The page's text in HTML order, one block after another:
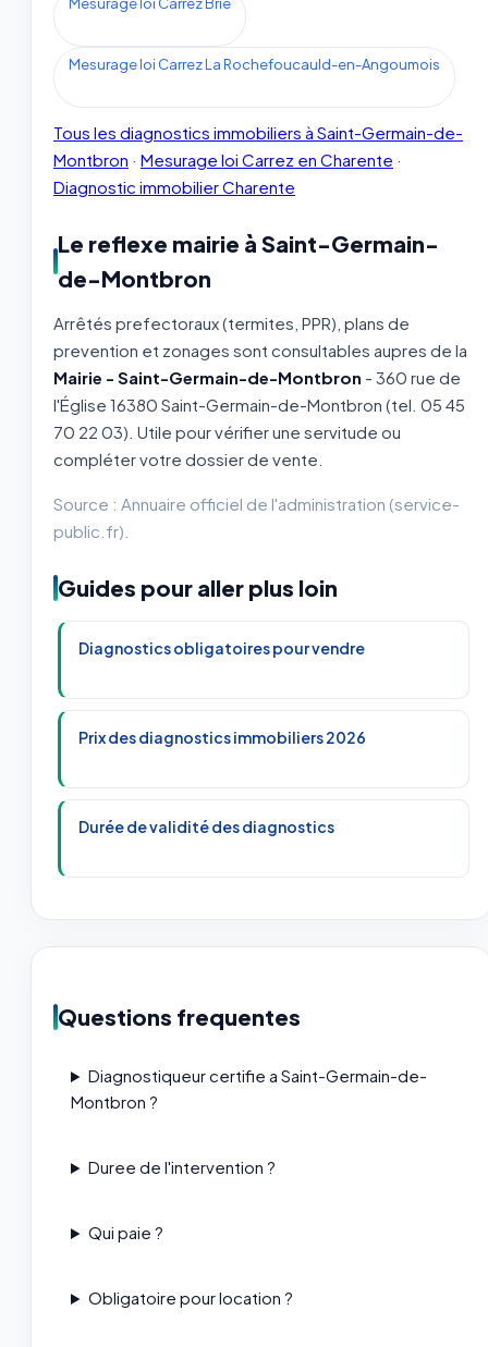
Mesurage loi Carrez La Rochefoucauld-en-Angoumois
Tous les diagnostics immobiliers à Saint-Germain-de-
Montbron · Mesurage loi Carrez en Charente ·
Diagnostic immobilier Charente
Le reflexe mairie à Saint-Germain-
de-Montbron
Arrêtés prefectoraux (termites, PPR), plans de
prevention et zonages sont consultables aupres de la
Mairie - Saint-Germain-de-Montbron - 360 rue de
l'Église 16380 Saint-Germain-de-Montbron (tel. 05 45
70 22 03). Utile pour vérifier une servitude ou
compléter votre dossier de vente.
Source : Annuaire officiel de l'administration (service-
public.fr).
Guides pour aller plus loin
Diagnostics obligatoires pour vendre
Prix des diagnostics immobiliers 2026
Durée de validité des diagnostics
Questions frequentes
Diagnostiqueur certifie a Saint-Germain-de-
Montbron ?
Duree de l'intervention ?
Qui paie ?
Obligatoire pour location ?